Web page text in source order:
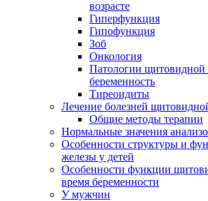
возрасте
Гиперфункция
Гипофункция
Зоб
Онкология
Патологии щитовидной
беременность
Тиреоидиты
Лечение болезней
Общие методы терапии
Нормальные значения
Особенности структуры и
железы у детей
Особенности функции
время беременности
У мужчин